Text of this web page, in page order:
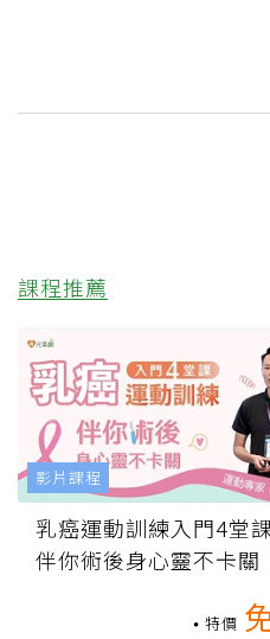
課程推薦
乳癌運動訓練入門4堂
伴你術後身心靈不卡關
特價
影片課程